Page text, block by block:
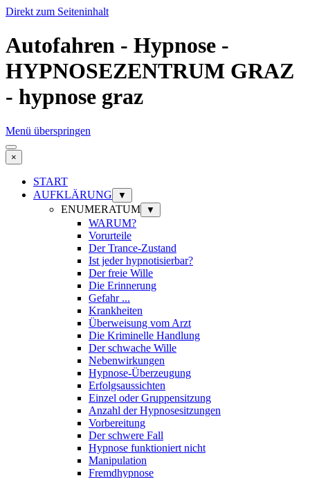
Direkt zum Seiteninhalt
Autofahren - Hypnose -
HYPNOSEZENTRUM GRAZ
- hypnose graz
Menü überspringen
×
START
AUFKLÄRUNG
▼
ENUMERATUM ▼
WARUM?
Vorurteile
Der Trance-Zustand
Ist jeder hypnotisierbar?
Der freie Wille
Die Erinnerung
Gefahr ...
Krankheiten
Überweisung vom Arzt
Die Kriminelle Handlung
Der schwache Wille
Nebenwirkungen
Hypnose-Überzeugung
Erfolgsaussichten
Einzel oder Gruppensitzung
Anzahl der Hypnosesitzungen
Vorbereitung
Der schwere Fall
Hypnose funktioniert nicht
Manipulation
Fremdhypnose